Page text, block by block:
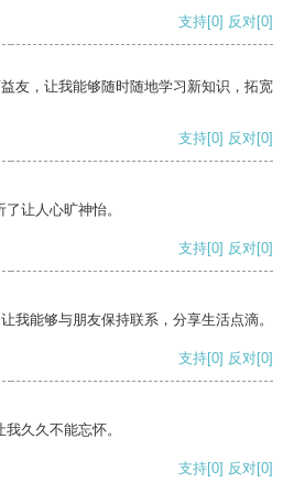
支持[0] 反对[0]
友，让我能够随时随地学习新知识，拓宽
支持[0] 反对[0]
让人心旷神怡。
支持[0] 反对[0]
我能够与朋友保持联系，分享生活点滴。
支持[0] 反对[0]
久久不能忘怀。
支持[0] 反对[0]